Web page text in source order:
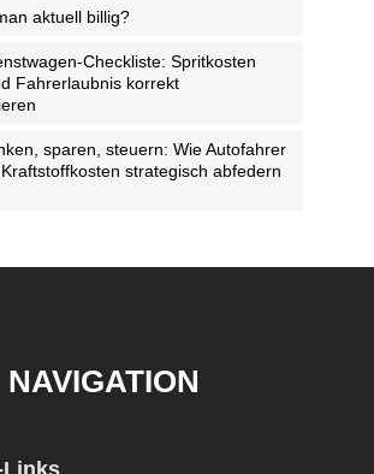
aktuell billig?
Checkliste: Spritkosten
Fahrerlaubnis korrekt
sparen, steuern: Wie Autofahrer
strategisch abfedern
NAVIGATION
Links